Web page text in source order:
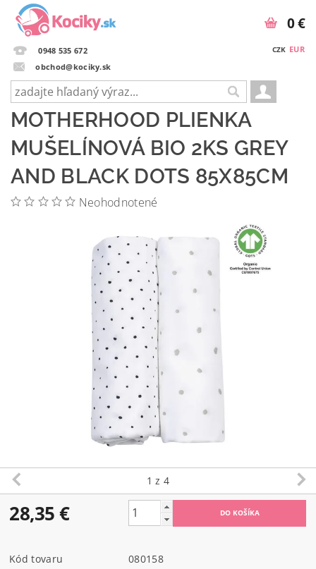
0948 535 672
obchod@kociky.sk
CZK EUR
0 €
MOTHERHOOD PLIENKA
MUŠELÍNOVÁ BIO 2KS GREY
AND BLACK DOTS 85X85CM
Neohodnotené
1 z 4
28,35 €
Kód tovaru
080158